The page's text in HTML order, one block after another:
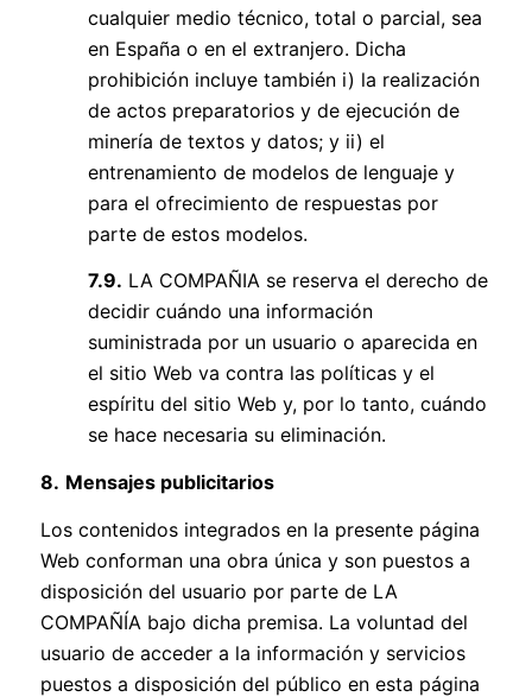
cualquier medio técnico, total o parcial, sea
en España o en el extranjero. Dicha
prohibición incluye también i) la realización
de actos preparatorios y de ejecución de
minería de textos y datos; y ii) el
entrenamiento de modelos de lenguaje y
para el ofrecimiento de respuestas por
parte de estos modelos.
7.9. LA COMPAÑIA se reserva el derecho de
decidir cuándo una información
suministrada por un usuario o aparecida en
el sitio Web va contra las políticas y el
espíritu del sitio Web y, por lo tanto, cuándo
se hace necesaria su eliminación.
8. Mensajes publicitarios
Los contenidos integrados en la presente página
Web conforman una obra única y son puestos a
disposición del usuario por parte de LA
COMPAÑÍA bajo dicha premisa. La voluntad del
usuario de acceder a la información y servicios
puestos a disposición del público en esta página